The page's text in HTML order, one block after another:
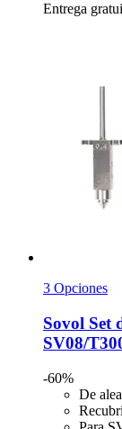
Entrega
3 Opciones
Sovol Set
SV08/
-60%
De